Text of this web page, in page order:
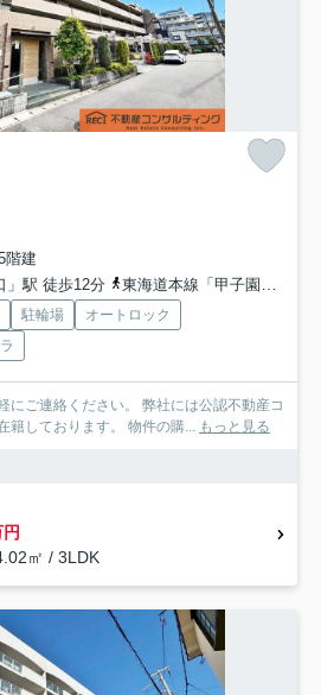
階建
」駅 徒歩12分
東海道本線「甲子園口」駅 徒歩17分
駐輪場
オートロック
さい。 弊社には公認不動産コ
籍しております。 物件の購...
もっと見る
㎡ / 3LDK